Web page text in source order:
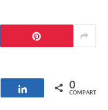
Compartilhar
0
COMPART.